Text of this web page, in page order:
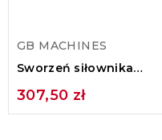
GB MACHINES
Sworzeń siłownika
kosza zasypowego
oryginalny
307,50 zł